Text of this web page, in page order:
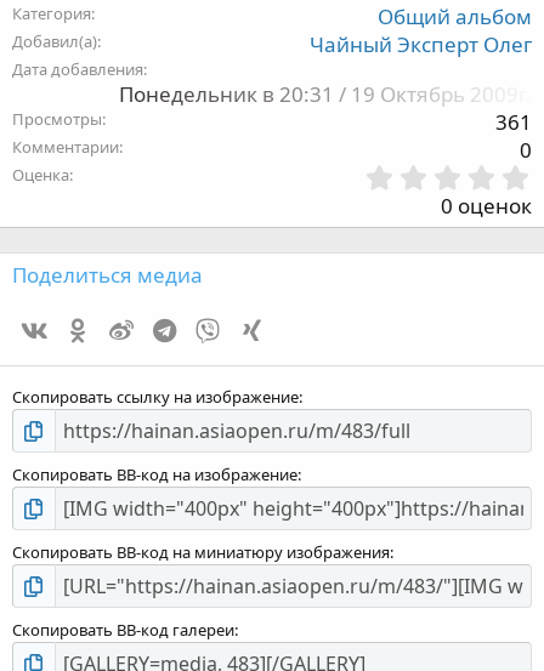
Категория Общий альбом
Добавил(а) Чайный Эксперт Олег
Дата добавления
Понедельник в 20:31 / 19 Октябрь 2009г.
Просмотры 361
Комментарии 0
Оценка
,
0
0
д
0 оценок
Поделиться медиа
Vk
Ok WeiboTelegram
Viber
Скопировать ссылку на изображение
Скопировать BB-код на изображение
Скопировать BB-код на миниатюру изображения
Скопировать BB-код галереи